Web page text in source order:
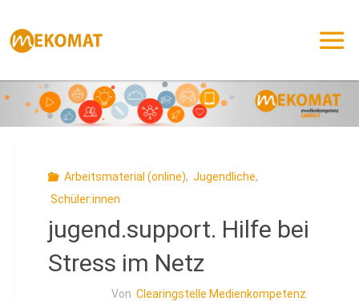
Inhalt
springen
Arbeitsmaterial (online), Jugendliche,
Schüler:innen
jugend.support. Hilfe bei
Stress im Netz
Von Clearingstelle Medienkompetenz